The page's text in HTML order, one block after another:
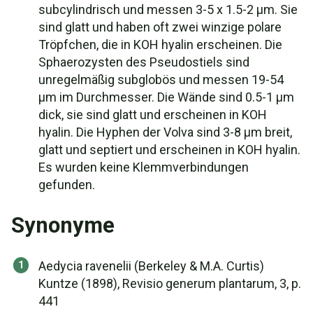
subcylindrisch und messen 3-5 x 1.5-2 µm. Sie
sind glatt und haben oft zwei winzige polare
Tröpfchen, die in KOH hyalin erscheinen. Die
Sphaerozysten des Pseudostiels sind
unregelmäßig subglobös und messen 19-54
µm im Durchmesser. Die Wände sind 0.5-1 µm
dick, sie sind glatt und erscheinen in KOH
hyalin. Die Hyphen der Volva sind 3-8 µm breit,
glatt und septiert und erscheinen in KOH hyalin.
Es wurden keine Klemmverbindungen
gefunden.
Synonyme
Aedycia ravenelii (Berkeley & M.A. Curtis)
Kuntze (1898), Revisio generum plantarum, 3, p.
441